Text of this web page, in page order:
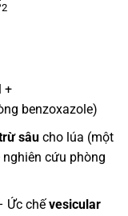
2
+
benzoxazole)
sâucho lúa (một
cứu phòng
Ức chếvesicular